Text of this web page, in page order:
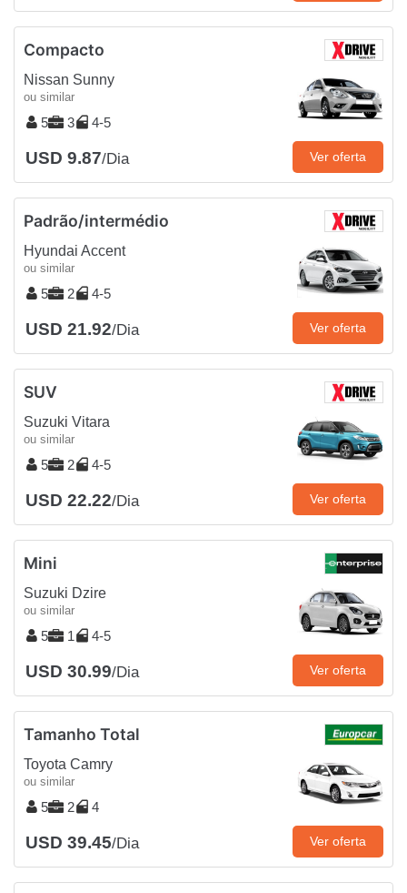
Compacto
Nissan Sunny
ou similar
5 3 4-5
USD 9.87/Dia Ver oferta
Padrão/intermédio
Hyundai Accent
ou similar
5 2 4-5
USD 21.92/Dia Ver oferta
SUV
Suzuki Vitara
ou similar
5 2 4-5
USD 22.22/Dia Ver oferta
Mini
Suzuki Dzire
ou similar
5 1 4-5
USD 30.99/Dia Ver oferta
Tamanho Total
Toyota Camry
ou similar
5 2 4
USD 39.45/Dia Ver oferta